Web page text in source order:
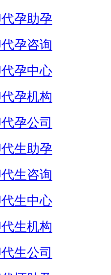
孕助孕
孕咨询
孕中心
孕机构
孕公司
生助孕
生咨询
生中心
生机构
生公司